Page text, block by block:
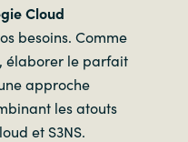
Cloud
besoins. Comme
élaborer le parfait
approche
les atouts
et S3NS.